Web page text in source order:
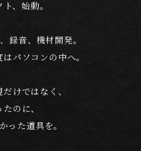
ト、始動。
録音、機材開発。
パソコンの中へ。
けではなく、
のに、
った道具を。